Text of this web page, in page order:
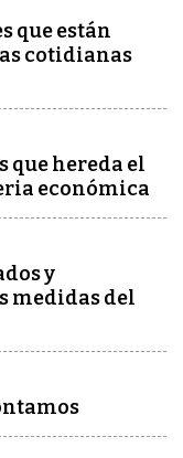
que están
cotidianas
que hereda el
económica
y
medidas del